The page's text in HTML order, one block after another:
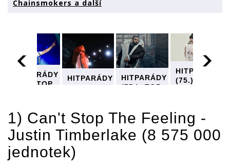
Chainsmokers a další
HITPARÁDY
(75.): TOP
singlů
roku 2016
- Justin
Timberlake,
Sia, The
Chainsmokers
HITPARÁDY
singlů
roku 2016
- Justin
Timberlake,
Sia, The
Chainsmokers
HITPARÁDY
(75.): TOP
singlů
roku 2016
- Justin
Timberlake,
HITPARÁDY
(75.): TOP
roku 2016
- Justin
Timberlake,
1) Can't Stop The Feeling -
Justin Timberlake (8 575 000
jednotek)